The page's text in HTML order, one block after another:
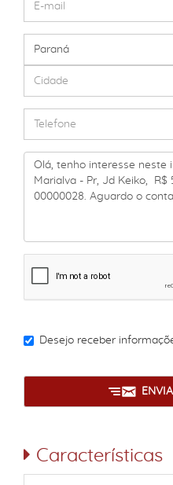
Desejo receber
Características